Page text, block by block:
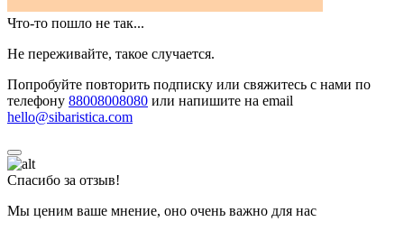
Что-то пошло не так...
Не переживайте, такое случается.
Попробуйте повторить подписку или свяжитесь с нами по
телефону 88008008080 или напишите на email
hello@sibaristica.com
Спасибо за отзыв!
Мы ценим ваше мнение, оно очень важно для нас